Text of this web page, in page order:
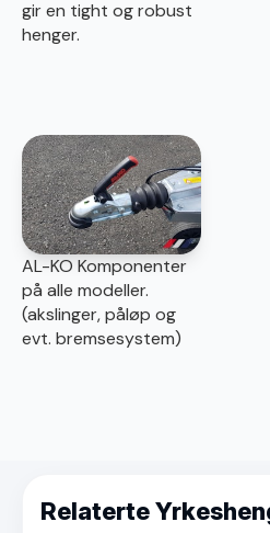
gir en tight og robust
henger.
AL-KO Komponenter
på alle modeller.
(akslinger, påløp og
evt. bremsesystem)
Relaterte